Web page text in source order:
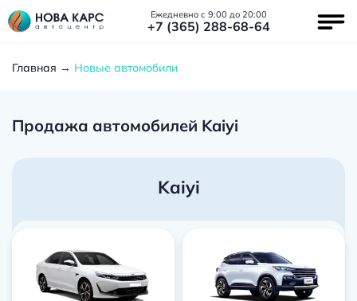
Ежедневно с 9:00 до 20:00
+7 (365) 288-68-64
Главная Новые автомобили
Продажа автомобилей Kaiyi
Kaiyi